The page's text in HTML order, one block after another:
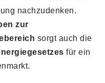
nachzudenken.
zur
sorgt auch die
für ein